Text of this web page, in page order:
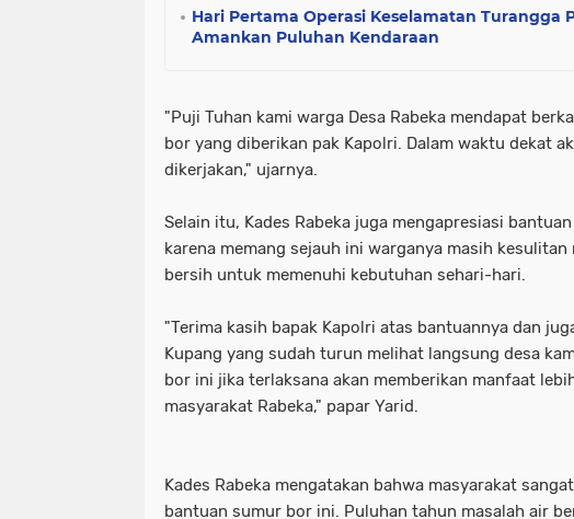
Hari Pertama Operasi Keselamatan Turangga
Amankan Puluhan Kendaraan
"Puji Tuhan kami warga Desa Rabeka mendapat
bor yang diberikan pak Kapolri. Dalam waktu dekat
dikerjakan," ujarnya.
Selain itu, Kades Rabeka juga mengapresiasi
karena memang sejauh ini warganya masih kesulitan
bersih untuk memenuhi kebutuhan sehari-hari.
"Terima kasih bapak Kapolri atas bantuannya dan
Kupang yang sudah turun melihat langsung desa
bor ini jika terlaksana akan memberikan manfaat
masyarakat Rabeka," papar Yarid.
Kades Rabeka mengatakan bahwa masyarakat
bantuan sumur bor ini. Puluhan tahun masalah air